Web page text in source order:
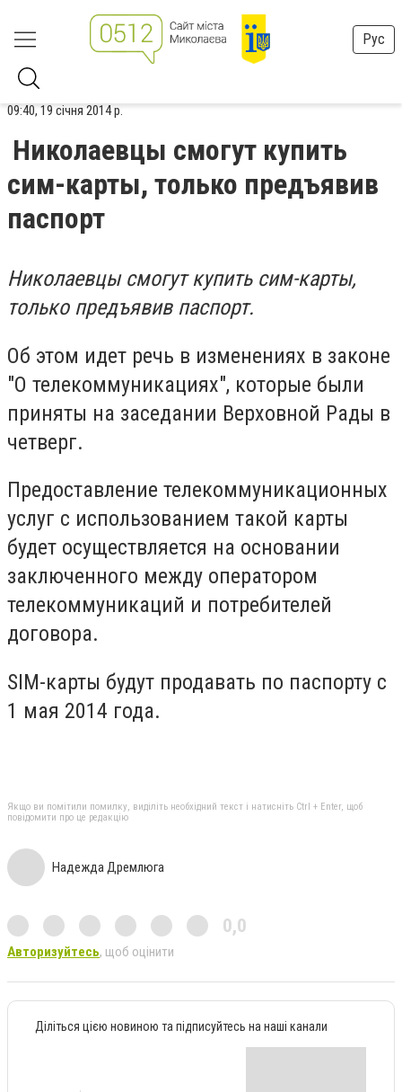
Рус
09:40, 19 січня 2014 р.
Николаевцы смогут купить
сим-карты, только предъявив
паспорт
Николаевцы смогут купить сим-карты,
только предъявив паспорт.
Об этом идет речь в изменениях в законе
"О телекоммуникациях", которые были
приняты на заседании Верховной Рады в
четверг.
Предоставление телекоммуникационных
услуг с использованием такой карты
будет осуществляется на основании
заключенного между оператором
телекоммуникаций и потребителей
договора.
SIM-карты будут продавать по паспорту с
1 мая 2014 года.
Якщо ви помітили помилку, виділіть необхідний текст і натисніть Ctrl + Enter, щоб
повідомити про це редакцію
Надежда Дремлюга
0,0
Авторизуйтесь, щоб оцінити
Діліться цією новиною та підписуйтесь на наші канали